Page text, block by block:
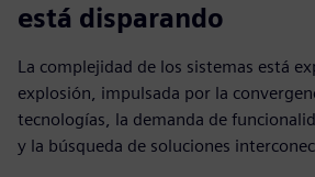
está disparando
La complejidad de los sistemas está
explosión, impulsada por la
tecnologías, la demanda de
y la búsqueda de soluciones